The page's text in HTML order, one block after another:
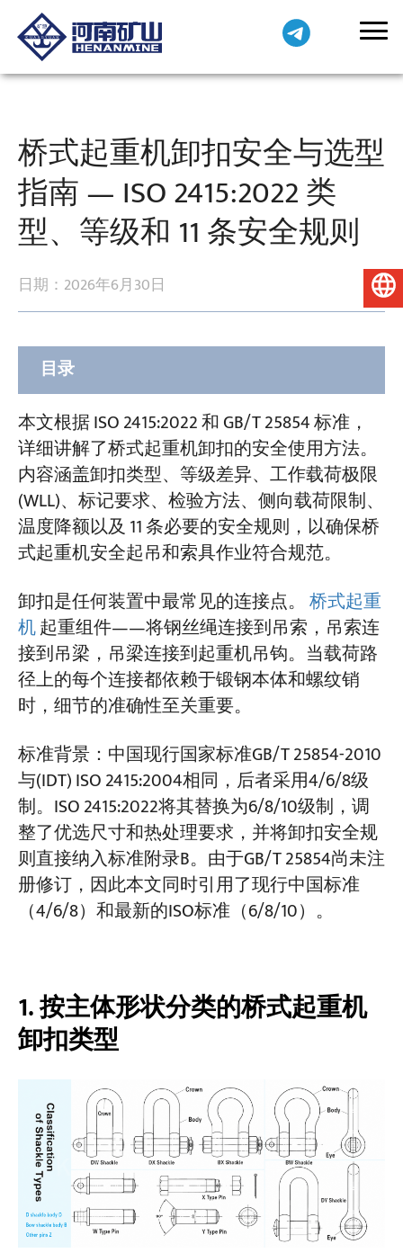
项目介绍
博客
新闻中心
桥式起重机卸扣安全与选型
指南 — ISO 2415:2022 类
型、等级和 11 条安全规则
日期：2026年6月30日
目录
1. 按主体形状分类的桥式起重机卸扣类型
2. 按销轴配置分类的卸扣类型
3. 如何解读桥式起重机卸扣标识
4. 评分要求
5. 11条桥式起重机卸扣安全规则——ISO
2415:2022 附录B
规则 1 — 使用前检查
规则 2——切勿将别针和身体混用
规则 4 — 双腿吊索连接：仅限弓形卸扣
规则 5 — 使用垫片，而不是焊接垫片
规则 6 — 防止销钉在负载下旋转
规则 7 — 避免不稳定的负载配置
规则 8 — 关键安装应使用 X 型插针
第 11 条——定期检查（最长 6 个月）
参考标准（中国起重机标准查询）：
本文根据 ISO 2415:2022 和 GB/T 25854 标准，
详细讲解了桥式起重机卸扣的安全使用方法。
内容涵盖卸扣类型、等级差异、工作载荷极限
(WLL)、标记要求、检验方法、侧向载荷限制、
温度降额以及 11 条必要的安全规则，以确保桥
式起重机安全起吊和索具作业符合规范。
卸扣是任何装置中最常见的连接点。 桥式起重
机起重组件——将钢丝绳连接到吊索，吊索连
接到吊梁，吊梁连接到起重机吊钩。当载荷路
径上的每个连接都依赖于锻钢本体和螺纹销
时，细节的准确性至关重要。
标准背景：中国现行国家标准GB/T 25854-2010
与(IDT) ISO 2415:2004相同，后者采用4/6/8级
制。ISO 2415:2022将其替换为6/8/10级制，调
整了优选尺寸和热处理要求，并将卸扣安全规
则直接纳入标准附录B。由于GB/T 25854尚未注
册修订，因此本文同时引用了现行中国标准
（4/6/8）和最新的ISO标准（6/8/10）。
1. 按主体形状分类的桥式起重机
卸扣类型
简体中文